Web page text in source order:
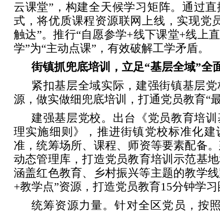
云课堂”，构建全天候学习矩阵。通过
式，将优质课程资源联网上线，实现党
触达”。推行“自愿参学+线下课堂+线上
学”为“主动点课”，有效破解工学矛盾。
街镇抓兜底培训，立足“基层全域”全
紧扣基层全域实际，建强街镇基层
源，做实做细兜底培训，打通党员教育“
建强基层党校。出台《党员教育培
理实施细则》，推进街镇党校标准化建
准，统筹场所、课程、师资等要素配备
动态管理库，打造党员教育培训示范基
涵盖红色教育、乡村振兴等主题的教学
+教学点”资源，打造党员教育15分钟学
统筹资源力量。针对全区党员，按